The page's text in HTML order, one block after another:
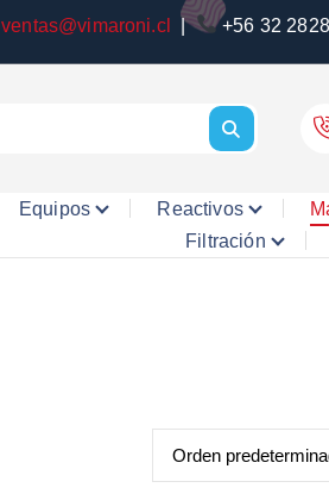
ventas@vimaroni.cl | +56 32
Equipos Reactivos
Filtración